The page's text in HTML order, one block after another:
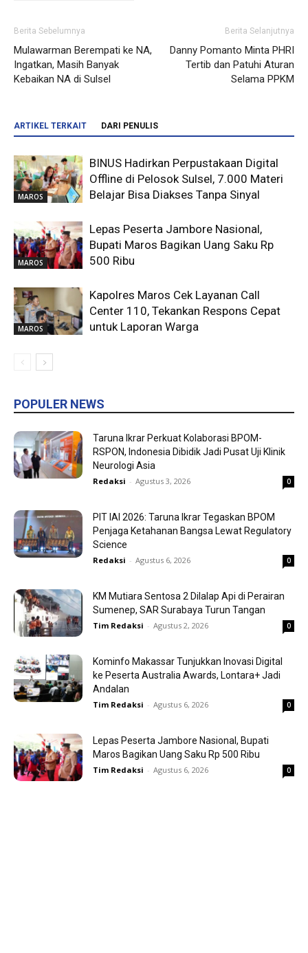
Berita Sebelumnya
Mulawarman Berempati ke NA,
Ingatkan, Masih Banyak
Kebaikan NA di Sulsel
Berita Selanjutnya
Danny Pomanto Minta PHRI
Tertib dan Patuhi Aturan
Selama PPKM
ARTIKEL TERKAIT DARI PENULIS
MAROS
BINUS Hadirkan Perpustakaan Digital
Offline di Pelosok Sulsel, 7.000 Materi
Belajar Bisa Diakses Tanpa Sinyal
MAROS
Lepas Peserta Jambore Nasional,
Bupati Maros Bagikan Uang Saku Rp
500 Ribu
MAROS
Kapolres Maros Cek Layanan Call
Center 110, Tekankan Respons Cepat
untuk Laporan Warga
POPULER NEWS
Taruna Ikrar Perkuat Kolaborasi BPOM-
RSPON, Indonesia Dibidik Jadi Pusat Uji Klinik
Neurologi Asia
Redaksi - Agustus 3, 2026 0
PIT IAI 2026: Taruna Ikrar Tegaskan BPOM
Penjaga Ketahanan Bangsa Lewat Regulatory
Science
Redaksi - Agustus 6, 2026 0
KM Mutiara Sentosa 2 Dilalap Api di Perairan
Sumenep, SAR Surabaya Turun Tangan
Tim Redaksi - Agustus 2, 2026 0
Kominfo Makassar Tunjukkan Inovasi Digital
ke Peserta Australia Awards, Lontara+ Jadi
Andalan
Tim Redaksi - Agustus 6, 2026 0
Lepas Peserta Jambore Nasional, Bupati
Maros Bagikan Uang Saku Rp 500 Ribu
Tim Redaksi - Agustus 6, 2026 0